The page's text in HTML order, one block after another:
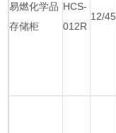
易燃化学品
存储柜
HCS-
012R
12/45